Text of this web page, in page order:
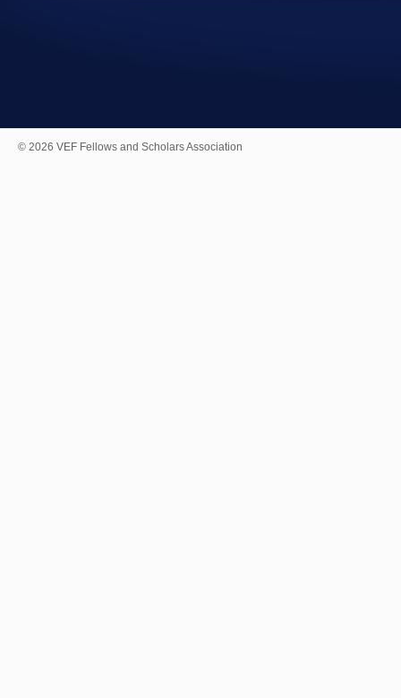
© 2026 VEF Fellows and Scholars Association